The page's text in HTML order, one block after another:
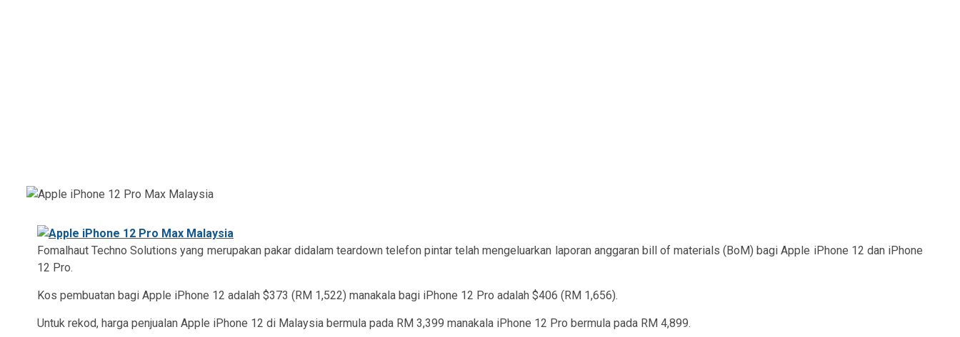
Fomalhaut Techno Solutionsyang merupakan pakar didalam teardown telefon pintar telah mengeluarkan laporan anggaran bill of materials (BoM) bagi Apple iPhone 12 dan iPhone
12 Pro.
Kos pembuatan bagi Apple iPhone 12 adalah $373 (RM 1,522) manakala bagi iPhone 12 Pro adalah $406 (RM 1,656).
Untuk rekod, harga penjualan Apple iPhone 12 di Malaysia bermula pada RM 3,399 manakala iPhone 12 Pro bermula pada RM 4,899.